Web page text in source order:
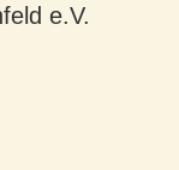
e.V.